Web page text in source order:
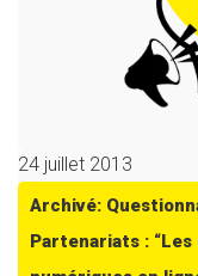
24 juillet 2013
Archivé:
Partenariats :